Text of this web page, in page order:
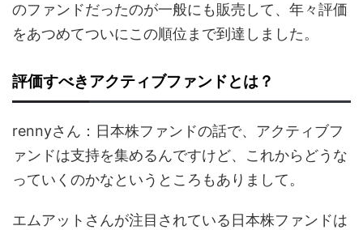
のファンドだったのが一般にも販売して、年々評価
をあつめてついにこの順位まで到達しました。
評価すべきアクティブファンドとは？
rennyさん：日本株ファンドの話で、アクティブフ
ァンドは支持を集めるんですけど、これからどうな
っていくのかなというところもありまして。
エムアットさんが注目されている日本株ファンドは